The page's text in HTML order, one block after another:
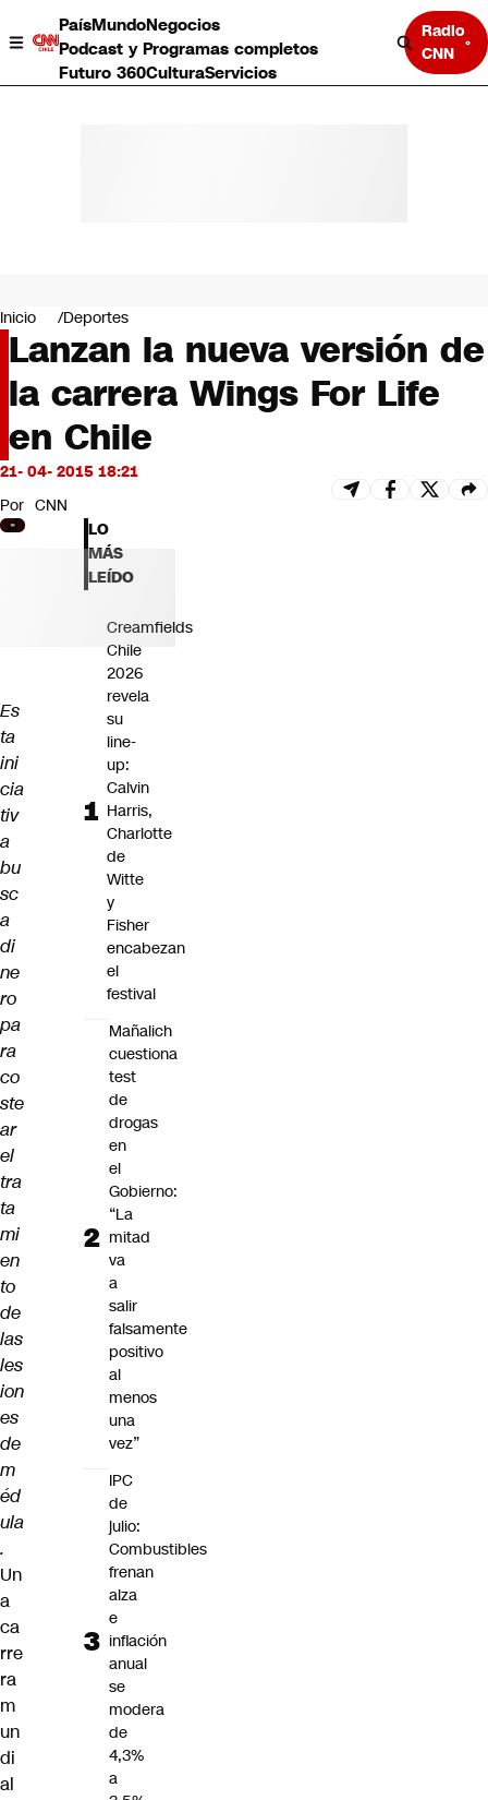
PaísMundoNegocios
Podcast y Programas completos
Futuro 360CulturaServicios
Radio
CNN
Negocios
Deportes
Programas completos
Cultura
Servicios
Bits
CNN tiempo
Futuro 360
Opinión
Inicio Deportes
Lanzan la nueva versión de
la carrera Wings For Life
en Chile
21- 04- 2015 18:21
Por CNN
Es
ta
ini
cia
tiv
a
bu
sc
a
di
ne
ro
pa
ra
co
ste
ar
el
tra
ta
mi
en
to
de
las
les
ion
es
de
m
éd
ula
.
Un
a
ca
rre
ra
m
un
di
al
LO
MÁS
LEÍDO
Creamfields
Chile
2026
revela
su
line-
up:
Calvin
Harris,
Charlotte
de
Witte
y
Fisher
encabezan
el
festival
Mañalich
cuestiona
test
de
drogas
en
el
Gobierno:
“La
mitad
va
a
salir
falsamente
positivo
al
menos
una
vez”
IPC
de
julio:
Combustibles
frenan
alza
e
inflación
anual
se
modera
de
4,3%
a